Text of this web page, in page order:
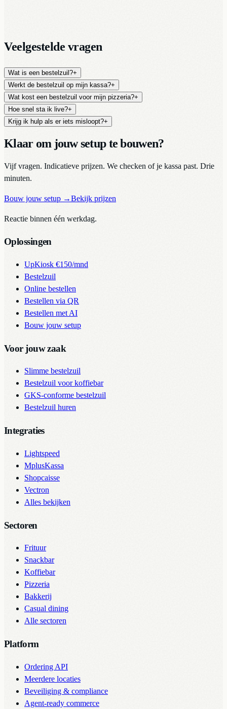
Veelgestelde vragen
Wat is een bestelzuil?+
Werkt de bestelzuil op mijn kassa?+
Wat kost een bestelzuil voor mijn pizzeria?+
Hoe snel sta ik live?+
Krijg ik hulp als er iets misloopt?+
Klaar om jouw setup te bouwen?
Vijf vragen. Indicatieve prijzen. We checken of je kassa past. Drie
minuten.
Bouw jouw setup →Bekijk prijzen
Reactie binnen één werkdag.
Oplossingen
UpKiosk €150/mnd
Bestelzuil
Online bestellen
Bestellen via QR
Bestellen met AI
Bouw jouw setup
Voor jouw zaak
Slimme bestelzuil
Bestelzuil voor koffiebar
GKS-conforme bestelzuil
Bestelzuil huren
Integraties
Lightspeed
MplusKassa
Shopcaisse
Vectron
Alles bekijken
Sectoren
Frituur
Snackbar
Koffiebar
Pizzeria
Bakkerij
Casual dining
Alle sectoren
Platform
Ordering API
Meerdere locaties
Beveiliging & compliance
Agent-ready commerce